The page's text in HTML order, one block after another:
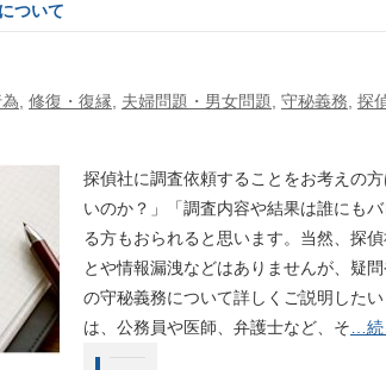
ついて
修復・復縁 夫婦問題・男女問題 守秘義務 探
探偵社に調査依頼することをお考えの
いのか？」「調査内容や結果は誰にも
る方もおられると思います。当然、探
とや情報漏洩などはありませんが、疑
の守秘義務について詳しくご説明した
は、公務員や医師、弁護士など、そ …